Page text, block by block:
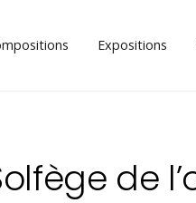
Expositions
de